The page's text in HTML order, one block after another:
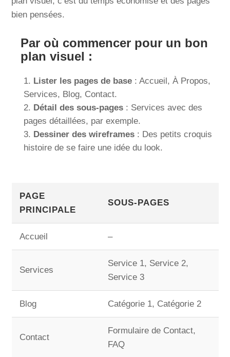
bien pensées.
Par où commencer pour un bon
plan visuel :
Lister les pages de base : Accueil, À Propos,
Services, Blog, Contact.
Détail des sous-pages : Services avec des
pages détaillées, par exemple.
Dessiner des wireframes : Des petits croquis
histoire de se faire une idée du look.
PAGE
PRINCIPALE
SOUS-PAGES
Accueil –
Services
Service 1, Service 2,
Service 3
Blog Catégorie 1, Catégorie 2
Contact
Formulaire de Contact,
FAQ